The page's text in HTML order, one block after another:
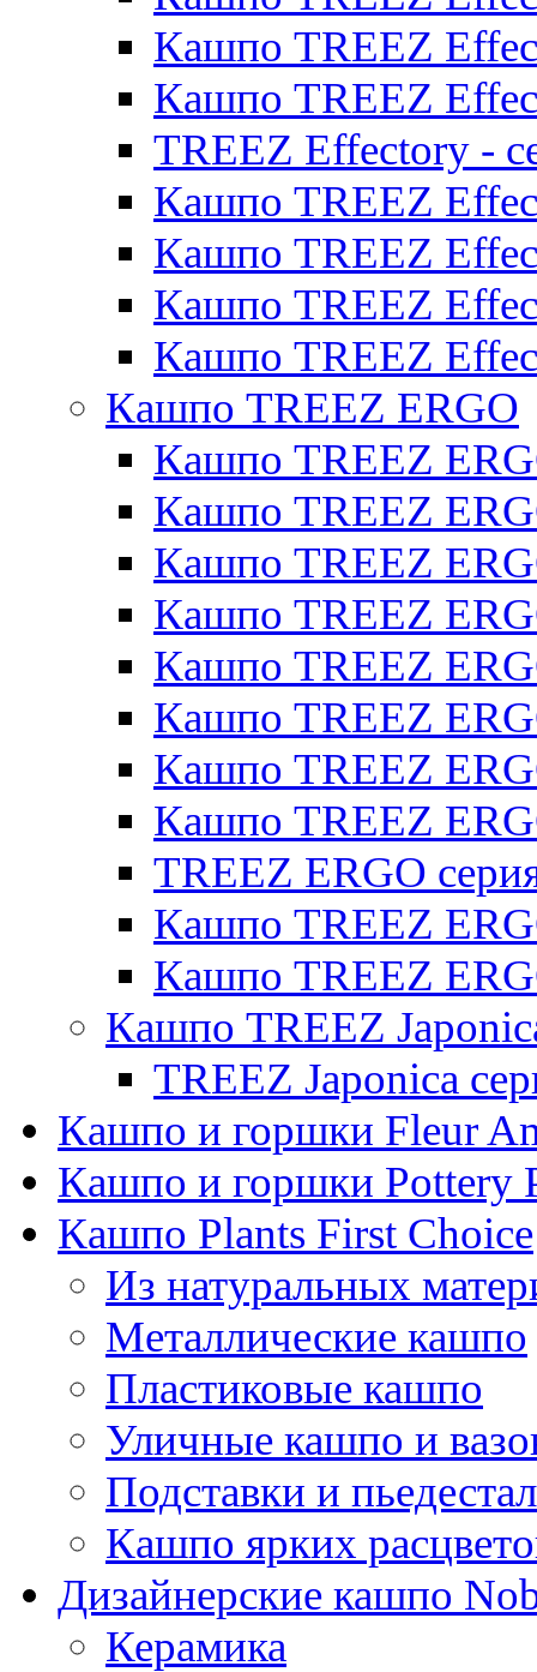
Кашпо TREEZ
Кашпо TREEZ
TREEZ Effectory -
Кашпо TREEZ
Кашпо TREEZ
Кашпо TREEZ
Кашпо TREEZ
Кашпо TREEZ ERGO
Кашпо TREEZ
Кашпо TREEZ
Кашпо TREEZ
Кашпо TREEZ
Кашпо TREEZ
Кашпо TREEZ
Кашпо TREEZ
Кашпо TREEZ
TREEZ ERGO
Кашпо TREEZ
Кашпо TREEZ
Кашпо TREEZ
TREEZ Japonica
Кашпо и горшки Fleur
Кашпо и горшки Pottery
Кашпо Plants First Choice
Из натуральных
Металлические кашпо
Пластиковые кашпо
Уличные кашпо и
Подставки и
Кашпо ярких
Дизайнерские кашпо
Керамика